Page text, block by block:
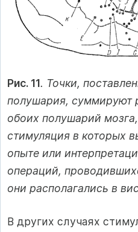
Рис. 11. Точки,
полушария, суммируют
обоих полушарий
стимуляция в которых
опыте или
операций,
они располагались в
В других случаях